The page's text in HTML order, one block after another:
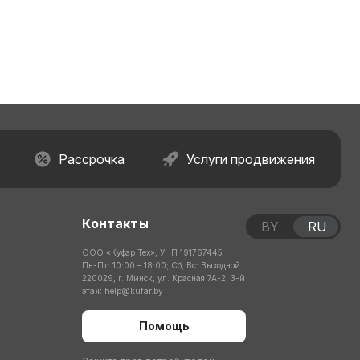
Рассрочка Услуги продвижения
Контакты
ООО «Куфар Тех», УНП 191767445
Пн-Пт: 10:00 – 18:00; Сб, Вс: Выходной
220029, г. Минск, ул. Красная 7А-2, 3-й
этаж help@kufar.by
Помощь
BY RU